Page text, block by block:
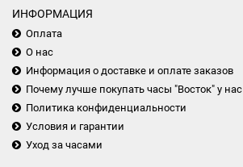
ИНФОРМАЦИЯ
Оплата
О нас
Информация о доставке и оплате заказов
Почему лучше покупать часы "Восток" у нас
Политика конфиденциальности
Условия и гарантии
Уход за часами